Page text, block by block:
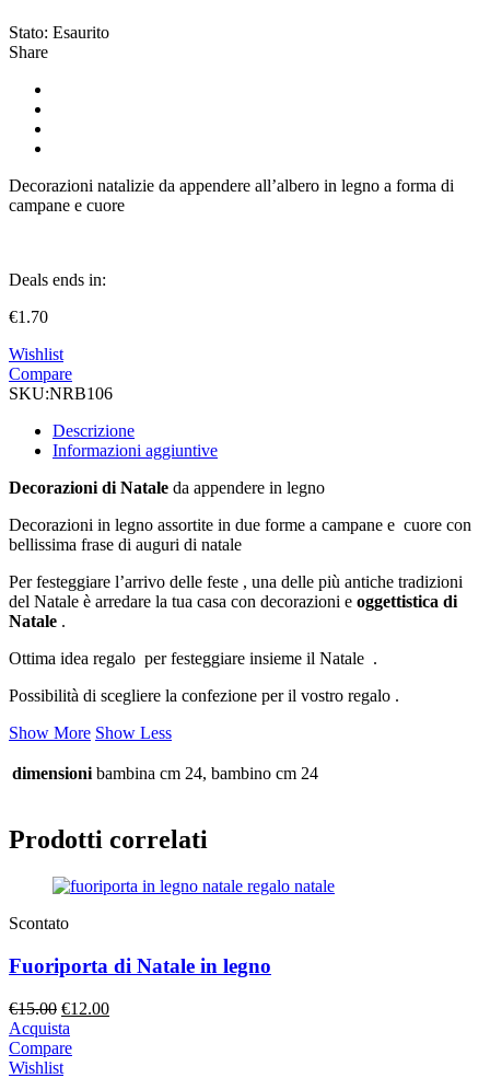
Stato: Esaurito
Share
Decorazioni natalizie da appendere all’albero in legno a forma di
campane e cuore
Deals ends in:
€1.70
Wishlist
Compare
SKU:NRB106
Descrizione
Informazioni aggiuntive
Decorazioni di Natale da appendere in legno
Decorazioni in legno assortite in due forme a campane e cuore con
bellissima frase di auguri di natale
Per festeggiare l’arrivo delle feste , una delle più antiche tradizioni
del Natale è arredare la tua casa con decorazioni e oggettistica di
Natale .
Ottima idea regalo per festeggiare insieme il Natale .
Possibilità di scegliere la confezione per il vostro regalo .
Show More Show Less
dimensioni bambina cm 24, bambino cm 24
Prodotti correlati
Scontato
Fuoriporta di Natale in legno
€15.00 Il
prezzo
originale
era:
€12.00Il
Acquista
Compare
Wishlist